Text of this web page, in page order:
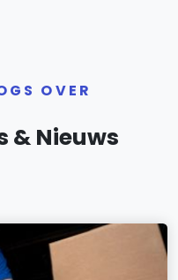
OVER
& Nieuws